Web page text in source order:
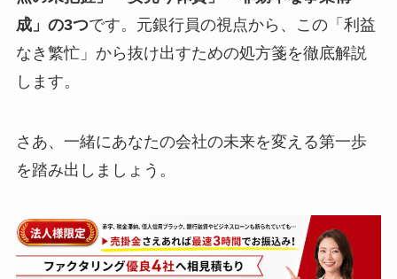
成」の3つです。元銀行員の視点から、この「利益
なき繁忙」から抜け出すための処方箋を徹底解説
します。
さあ、一緒にあなたの会社の未来を変える第一歩
を踏み出しましょう。